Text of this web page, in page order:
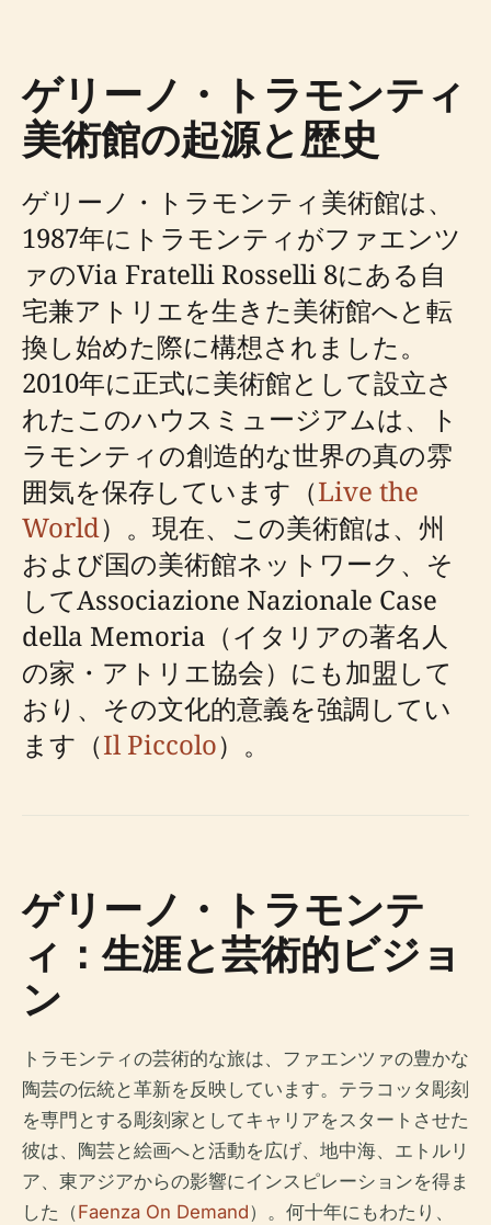
ゲリーノ・トラモンティ
美術館の起源と歴史
ゲリーノ・トラモンティ美術館は、
1987年にトラモンティがファエンツ
ァのVia Fratelli Rosselli 8にある自
宅兼アトリエを生きた美術館へと転
換し始めた際に構想されました。
2010年に正式に美術館として設立さ
れたこのハウスミュージアムは、ト
ラモンティの創造的な世界の真の雰
囲気を保存しています（Live the
World）。現在、この美術館は、州
および国の美術館ネットワーク、そ
してAssociazione Nazionale Case
della Memoria（イタリアの著名人
の家・アトリエ協会）にも加盟して
おり、その文化的意義を強調してい
ます（Il Piccolo）。
ゲリーノ・トラモンテ
ィ：生涯と芸術的ビジョ
ン
トラモンティの芸術的な旅は、ファエンツァの豊かな
陶芸の伝統と革新を反映しています。テラコッタ彫刻
を専門とする彫刻家としてキャリアをスタートさせた
彼は、陶芸と絵画へと活動を広げ、地中海、エトルリ
ア、東アジアからの影響にインスピレーションを得ま
した（Faenza On Demand）。何十年にもわたり、